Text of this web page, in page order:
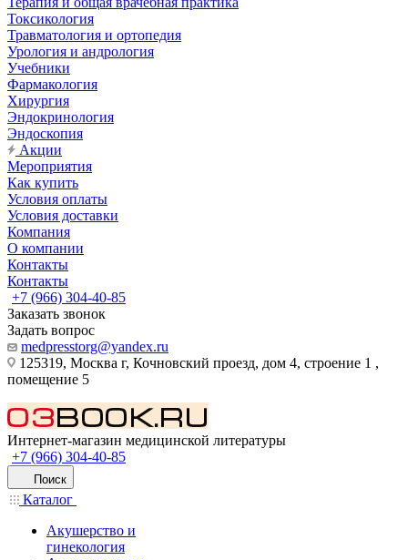
Токсикология
Травматология и ортопедия
Урология и андрология
Учебники
Фармакология
Хирургия
Эндокринология
Эндоскопия
Акции
Мероприятия
Как купить
Условия оплаты
Условия доставки
Компания
О компании
Контакты
Контакты
+7 (966) 304-40-85
Заказать звонок
Задать вопрос
medpresstorg@yandex.ru
125319, Москва г, Кочновский проезд, дом 4, строение 1 ,
помещение 5
Интернет-магазин медицинской литературы
+7 (966) 304-40-85
Поиск
Каталог
Акушерство и
гинекология